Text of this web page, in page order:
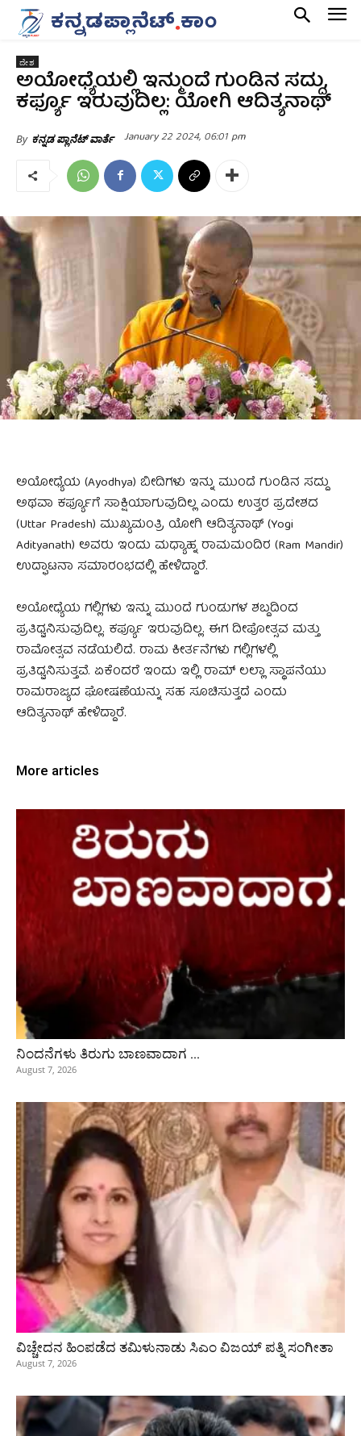
ದೇಶ
ಅಯೋಧ್ಯೆಯಲ್ಲಿ ಇನ್ಮುಂದೆ ಗುಂಡಿನ ಸದ್ದು,
ಕರ್ಫ್ಯೂ ಇರುವುದಿಲ್ಲ: ಯೋಗಿ ಆದಿತ್ಯನಾಥ್
By ಕನ್ನಡ ಪ್ಲಾನೆಟ್ ವಾರ್ತೆ January 22 2024, 06:01 pm
ಅಯೋಧ್ಯೆಯ (Ayodhya) ಬೀದಿಗಳು ಇನ್ನು ಮುಂದೆ ಗುಂಡಿನ ಸದ್ದು
ಅಥವಾ ಕರ್ಫ್ಯೂಗೆ ಸಾಕ್ಷಿಯಾಗುವುದಿಲ್ಲ ಎಂದು ಉತ್ತರ ಪ್ರದೇಶದ
(Uttar Pradesh) ಮುಖ್ಯಮಂತ್ರಿ ಯೋಗಿ ಆದಿತ್ಯನಾಥ್ (Yogi
Adityanath) ಅವರು ಇಂದು ಮಧ್ಯಾಹ್ನ ರಾಮಮಂದಿರ (Ram Mandir)
ಉದ್ಘಾಟನಾ ಸಮಾರಂಭದಲ್ಲಿ ಹೇಳಿದ್ದಾರೆ.
ಅಯೋಧ್ಯೆಯ ಗಲ್ಲಿಗಳು ಇನ್ನು ಮುಂದೆ ಗುಂಡುಗಳ ಶಬ್ದದಿಂದ
ಪ್ರತಿಧ್ವನಿಸುವುದಿಲ್ಲ. ಕರ್ಫ್ಯೂ ಇರುವುದಿಲ್ಲ. ಈಗ ದೀಪೋತ್ಸವ ಮತ್ತು
ರಾಮೋತ್ಸವ ನಡೆಯಲಿದೆ. ರಾಮ ಕೀರ್ತನೆಗಳು ಗಲ್ಲಿಗಳಲ್ಲಿ
ಪ್ರತಿಧ್ವನಿಸುತ್ತವೆ. ಏಕೆಂದರೆ ಇಂದು ಇಲ್ಲಿ ರಾಮ್ ಲಲ್ಲಾ ಸ್ಥಾಪನೆಯು
ರಾಮರಾಜ್ಯದ ಘೋಷಣೆಯನ್ನು ಸಹ ಸೂಚಿಸುತ್ತದೆ ಎಂದು
ಆದಿತ್ಯನಾಥ್ ಹೇಳಿದ್ದಾರೆ.
More articles
ನಿಂದನೆಗಳು ತಿರುಗು ಬಾಣವಾದಾಗ …
August 7, 2026
ವಿಚ್ಚೇದನ ಹಿಂಪಡೆದ ತಮಿಳುನಾಡು ಸಿಎಂ ವಿಜಯ್‌ ಪತ್ನಿ ಸಂಗೀತಾ
August 7, 2026